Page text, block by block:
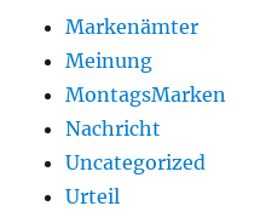
Markenämter
Meinung
MontagsMarken
Nachricht
Uncategorized
Urteil